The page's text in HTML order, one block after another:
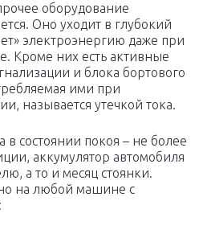
оборудование
Оно уходит в глубокий
электроэнергию даже при
Кроме них есть активные
и блока бортового
ими при
называется утечкой тока.
состоянии покоя – не более
аккумулятор автомобиля
а то и месяц стоянки.
на любой машине с